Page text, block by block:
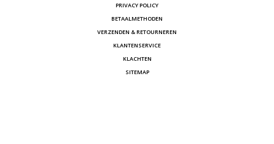
PRIVACY POLICY
BETAALMETHODEN
VERZENDEN & RETOURNEREN
KLANTENSERVICE
KLACHTEN
SITEMAP